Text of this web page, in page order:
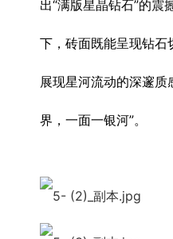
出“满版星晶钻石”的震
下，砖面既能呈现钻石
展现星河流动的深邃质
界，一面一银河”。